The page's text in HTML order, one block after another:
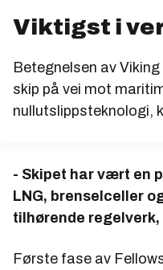
Viktigst i
Betegnelsen av
skip på vei mot
nullutslippsteknologi,
- Skipet har vært en
LNG, brenselceller
tilhørende
Første fase av